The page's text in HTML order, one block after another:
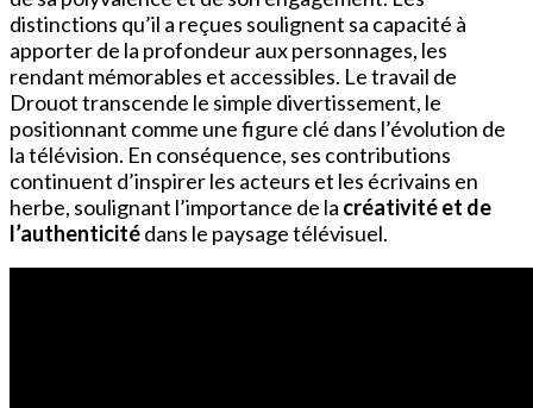
distinctions qu’il a reçues soulignent sa capacité à
apporter de la profondeur aux personnages, les
rendant mémorables et accessibles. Le travail de
Drouot transcende le simple divertissement, le
positionnant comme une figure clé dans l’évolution de
la télévision. En conséquence, ses contributions
continuent d’inspirer les acteurs et les écrivains en
herbe, soulignant l’importance de la créativité et de
l’authenticitédans le paysage télévisuel.